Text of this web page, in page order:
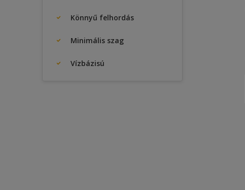
Könnyű felhordás
Minimális szag
Vízbázisú